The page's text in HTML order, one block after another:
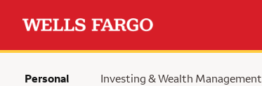
Personal Investing & Wealth Management